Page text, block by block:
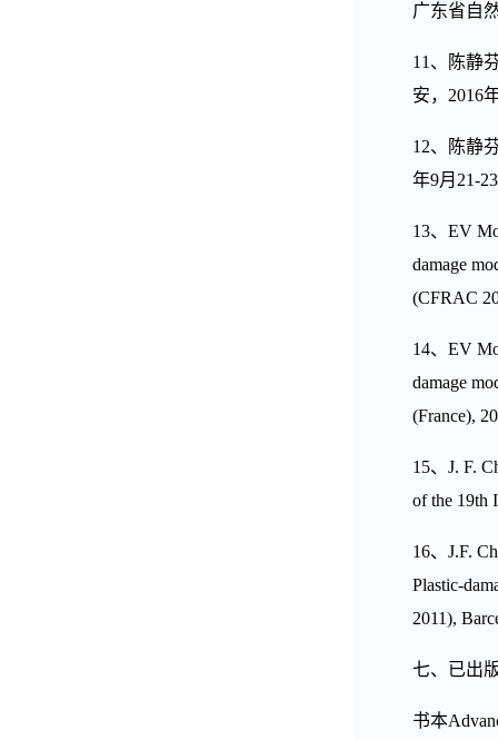
广东省自
11 、
陈静
安， 2016
12、
陈静
年9月 21-23
13、 EV
damage
(CFRAC
14、 EV
damage
(France),
15、 J. F.
of the 19th
16、 J.F.
Plastic-
2011),
七、已出
书本